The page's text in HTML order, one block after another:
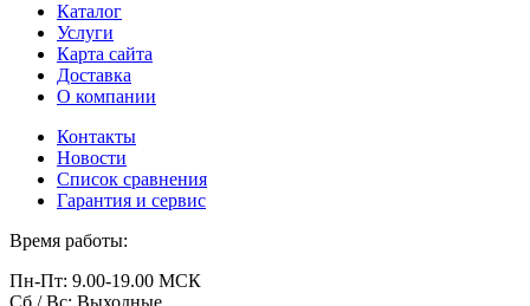
Каталог
Услуги
Карта сайта
Доставка
О компании
Контакты
Новости
Список сравнения
Гарантия и сервис
Время работы:
Пн-Пт: 9.00-19.00 МСК